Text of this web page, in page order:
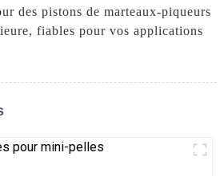
des pistons de marteaux-piqueurs
fiables pour vos applications